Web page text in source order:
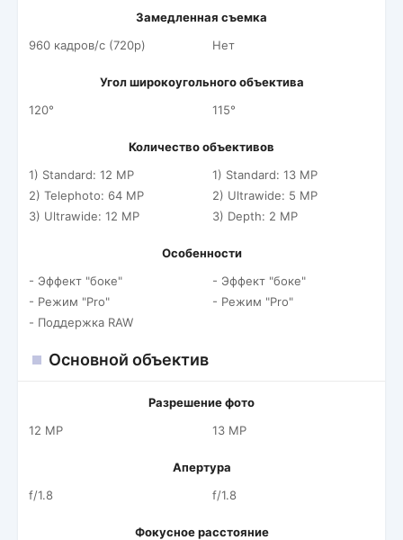
Замедленная съемка
960 кадров/c (720p)
Нет
Угол широкоугольного объектива
120°
115°
Количество объективов
1) Standard: 12 MP
2) Telephoto: 64 MP
3) Ultrawide: 12 MP
1) Standard: 13 MP
2) Ultrawide: 5 MP
3) Depth: 2 MP
Особенности
- Эффект "боке"
- Режим "Pro"
- Поддержка RAW
- Эффект "боке"
- Режим "Pro"
Основной объектив
Разрешение фото
12 MP
13 MP
Апертура
f/1.8
f/1.8
Фокусное расстояние